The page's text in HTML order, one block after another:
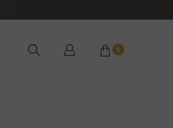
0